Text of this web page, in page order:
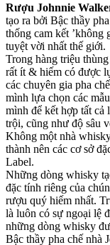
Rượu Johnnie
tạo ra bởi Bậc thầy
thống cam kết ’không
tuyệt vời nhất thế giới.
Trong hàng triệu
rất ít & hiếm có được
các chuyên gia pha
mình lựa chọn các
mình để kết hợp tất cả
trội, cũng như độ sâu
Không một nhà
thành nên các cơ sở
Label.
Những dòng whisky
đặc tính riêng của
rượu quý hiếm nhất.
là luôn có sự ngoại lệ
những dòng whisky
Bậc thầy pha chế nhà